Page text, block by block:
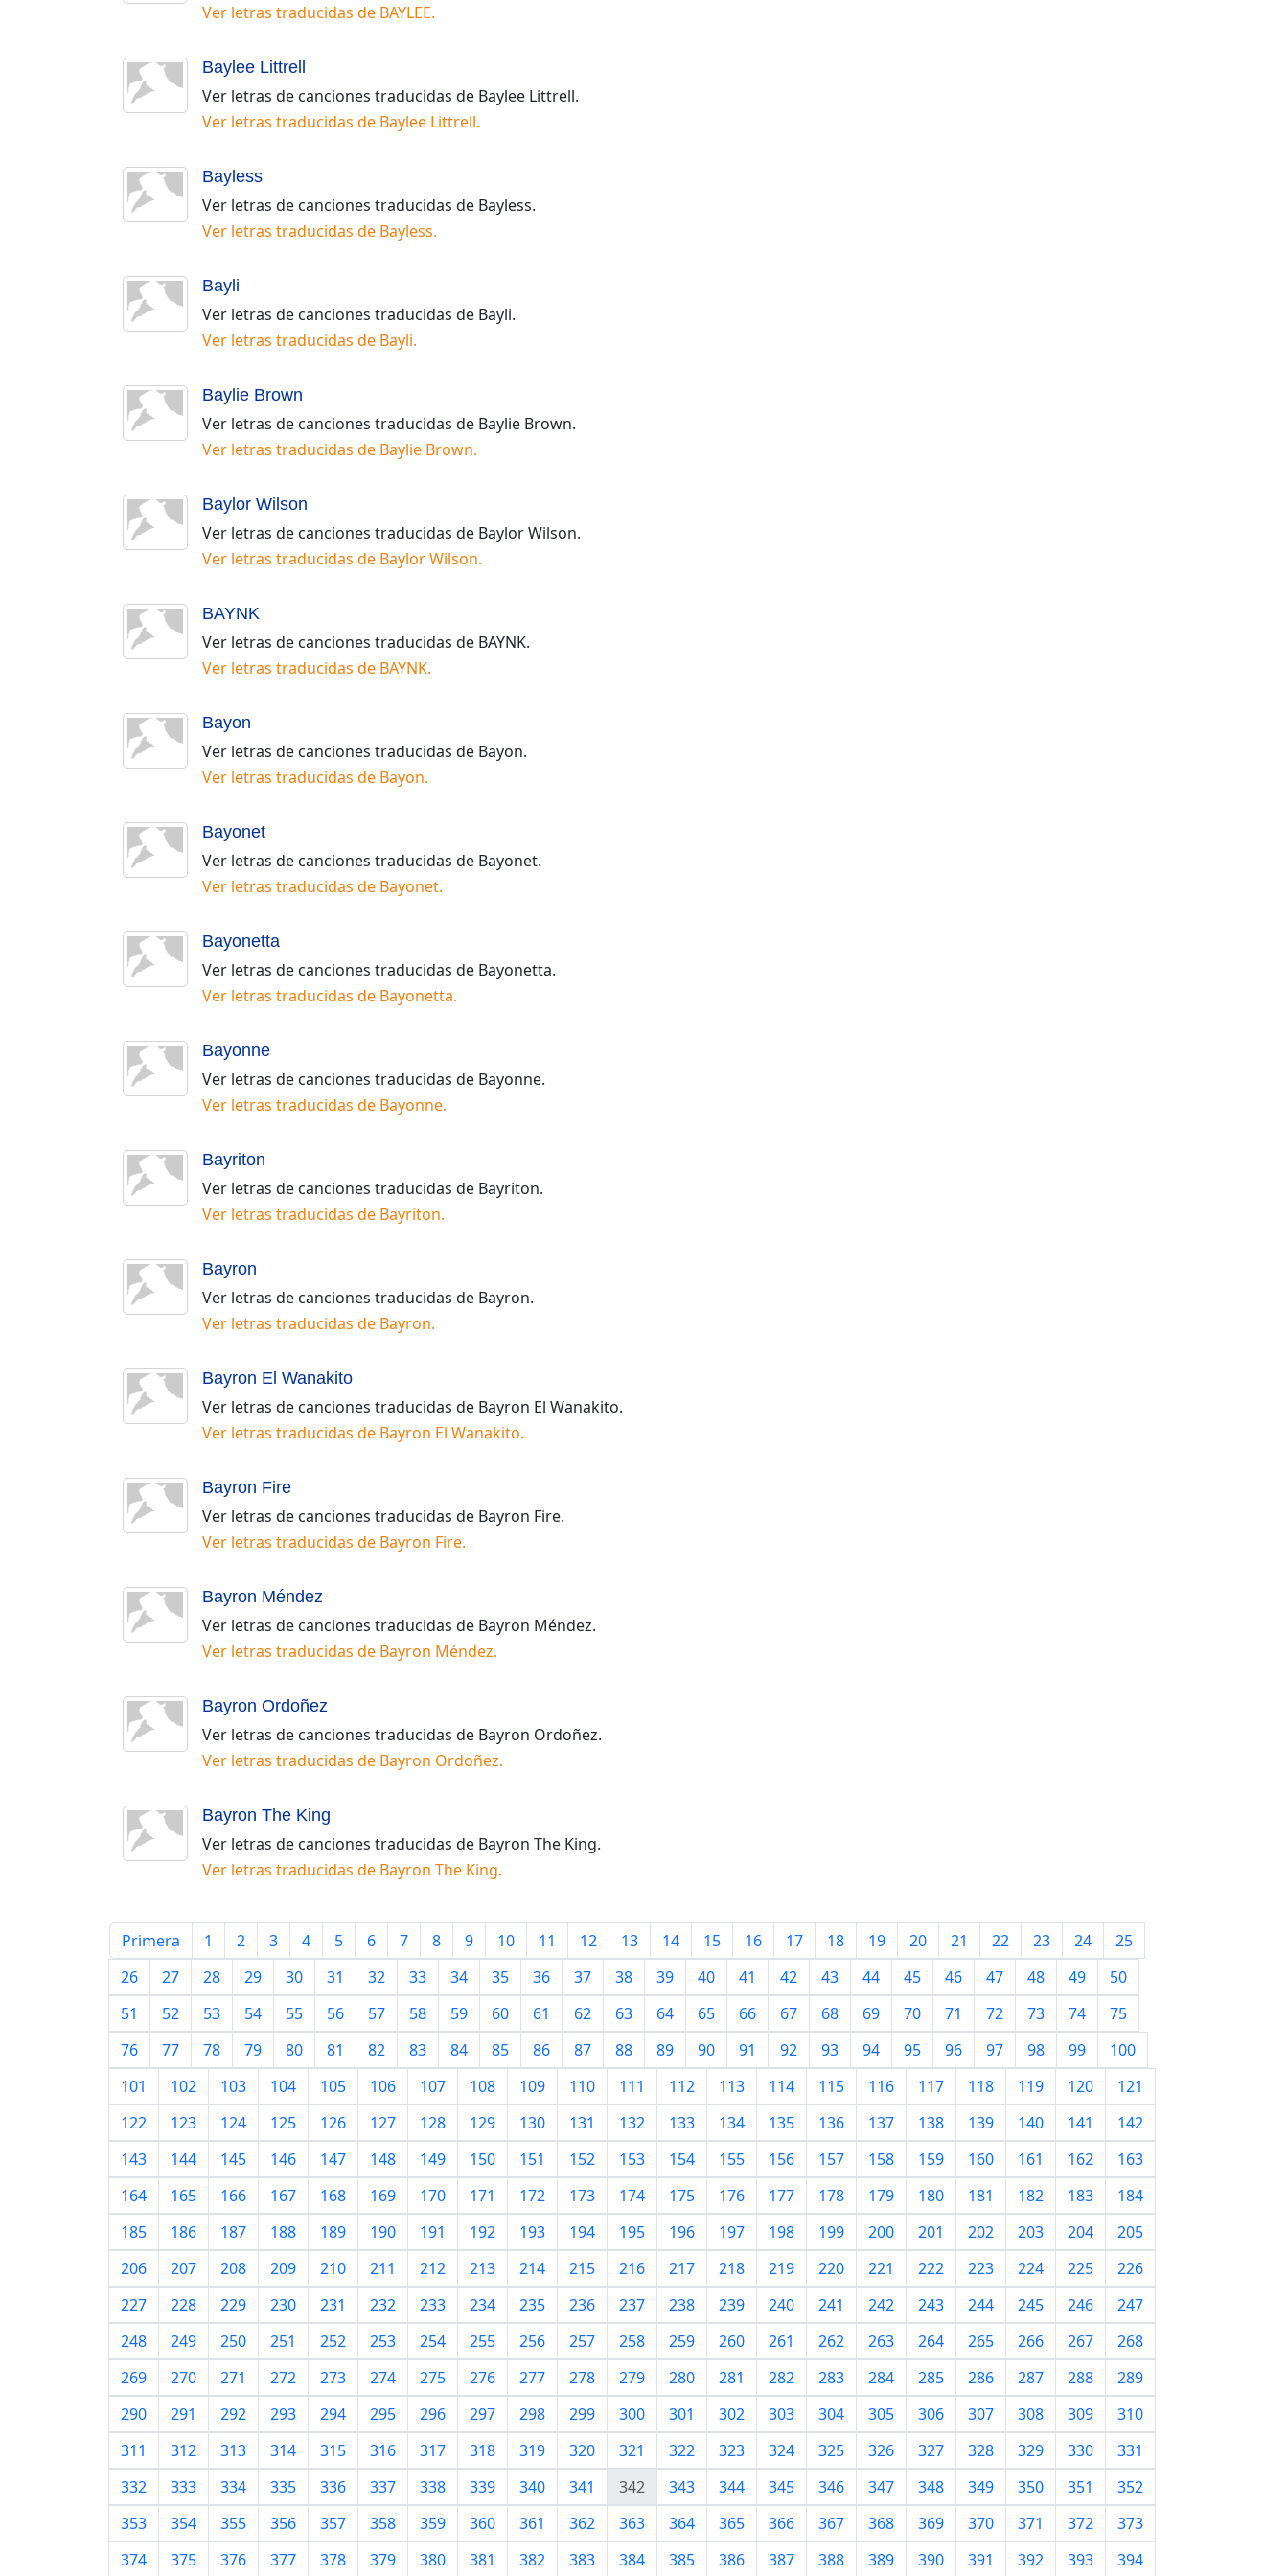
Ver letras traducidas de BAYLEE.
Baylee Littrell
Ver letras de canciones traducidas de Baylee Littrell.
Ver letras traducidas de Baylee Littrell.
Bayless
Ver letras de canciones traducidas de Bayless.
Ver letras traducidas de Bayless.
Bayli
Ver letras de canciones traducidas de Bayli.
Ver letras traducidas de Bayli.
Baylie Brown
Ver letras de canciones traducidas de Baylie Brown.
Ver letras traducidas de Baylie Brown.
Baylor Wilson
Ver letras de canciones traducidas de Baylor Wilson.
Ver letras traducidas de Baylor Wilson.
BAYNK
Ver letras de canciones traducidas de BAYNK.
Ver letras traducidas de BAYNK.
Bayon
Ver letras de canciones traducidas de Bayon.
Ver letras traducidas de Bayon.
Bayonet
Ver letras de canciones traducidas de Bayonet.
Ver letras traducidas de Bayonet.
Bayonetta
Ver letras de canciones traducidas de Bayonetta.
Ver letras traducidas de Bayonetta.
Bayonne
Ver letras de canciones traducidas de Bayonne.
Ver letras traducidas de Bayonne.
Bayriton
Ver letras de canciones traducidas de Bayriton.
Ver letras traducidas de Bayriton.
Bayron
Ver letras de canciones traducidas de Bayron.
Ver letras traducidas de Bayron.
Bayron El Wanakito
Ver letras de canciones traducidas de Bayron El Wanakito.
Ver letras traducidas de Bayron El Wanakito.
Bayron Fire
Ver letras de canciones traducidas de Bayron Fire.
Ver letras traducidas de Bayron Fire.
Bayron Méndez
Ver letras de canciones traducidas de Bayron Méndez.
Ver letras traducidas de Bayron Méndez.
Bayron Ordoñez
Ver letras de canciones traducidas de Bayron Ordoñez.
Ver letras traducidas de Bayron Ordoñez.
Bayron The King
Ver letras de canciones traducidas de Bayron The King.
Ver letras traducidas de Bayron The King.
Primera 1 2 3 4 5 6 7 8 9 10 11 12 13 14 15 16 17 18 19 20 21 22 23 24
25
26
27 28 29 30 31 32 33 34 35 36 37 38 39 40 41 42 43 44 45 46 47 48 49
50
51
52 53 54 55 56 57 58 59 60 61 62 63 64 65 66 67 68 69 70 71 72 73 74
75
76
77 78 79 80 81 82 83 84 85 86 87 88 89 90 91 92 93 94 95 96 97 98 99
100
101
102 103 104 105 106 107 108 109 110 111 112 113 114 115 116 117 118 119 120
121
122
123 124 125 126 127 128 129 130 131 132 133 134 135 136 137 138 139 140 141
142
143
144 145 146 147 148 149 150 151 152 153 154 155 156 157 158 159 160 161 162
163
164
165 166 167 168 169 170 171 172 173 174 175 176 177 178 179 180 181 182 183
184
185
186 187 188 189 190 191 192 193 194 195 196 197 198 199 200 201 202 203 204
205
206
207 208 209 210 211 212 213 214 215 216 217 218 219 220 221 222 223 224 225
226
227
228 229 230 231 232 233 234 235 236 237 238 239 240 241 242 243 244 245 246
247
248
249 250 251 252 253 254 255 256 257 258 259 260 261 262 263 264 265 266 267
268
269
270 271 272 273 274 275 276 277 278 279 280 281 282 283 284 285 286 287 288
289
290
291 292 293 294 295 296 297 298 299 300 301 302 303 304 305 306 307 308 309
310
311
312 313 314 315 316 317 318 319 320 321 322 323 324 325 326 327 328 329 330
331
332
333 334 335 336 337 338 339 340 341 342 343 344 345 346 347 348 349 350 351
352
353
354 355 356 357 358 359 360 361 362 363 364 365 366 367 368 369 370 371 372
373
374
375 376 377 378 379 380 381 382 383 384 385 386 387 388 389 390 391 392 393 394